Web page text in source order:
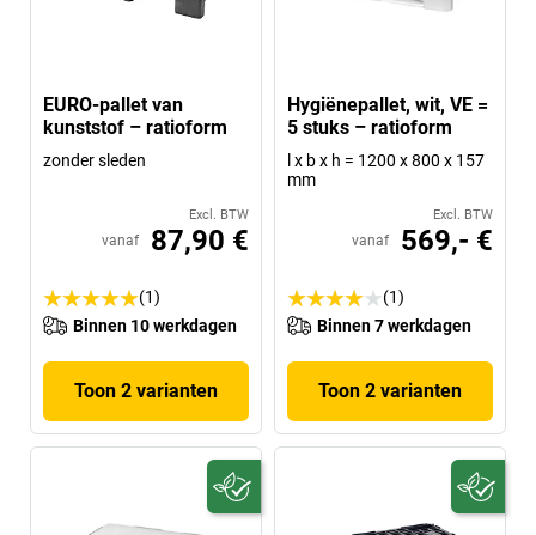
EURO-pallet van
kunststof – ratioform
zonder sleden
Excl. BTW
vanaf 87,90 €
(1)
Binnen 10 werkdagen
Toon 2 varianten
Hygiënepallet, wit, VE =
5 stuks – ratioform
l x b x h = 1200 x 800 x 157
mm
Excl. BTW
vanaf 569,- €
(1)
Binnen 7 werkdagen
Toon 2 varianten